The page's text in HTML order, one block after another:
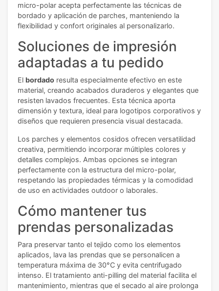
micro-polar acepta perfectamente las técnicas de
bordado y aplicación de parches, manteniendo la
flexibilidad y confort originales al personalizarlo.
Soluciones de impresión
adaptadas a tu pedido
El bordado resulta especialmente efectivo en este
material, creando acabados duraderos y elegantes que
resisten lavados frecuentes. Esta técnica aporta
dimensión y textura, ideal para logotipos corporativos y
diseños que requieren presencia visual destacada.
Los parches y elementos cosidos ofrecen versatilidad
creativa, permitiendo incorporar múltiples colores y
detalles complejos. Ambas opciones se integran
perfectamente con la estructura del micro-polar,
respetando las propiedades térmicas y la comodidad
de uso en actividades outdoor o laborales.
Cómo mantener tus
prendas personalizadas
Para preservar tanto el tejido como los elementos
aplicados, lava las prendas que se personalicen a
temperatura máxima de 30°C y evita centrifugado
intenso. El tratamiento anti-pilling del material facilita el
mantenimiento, mientras que el secado al aire prolonga